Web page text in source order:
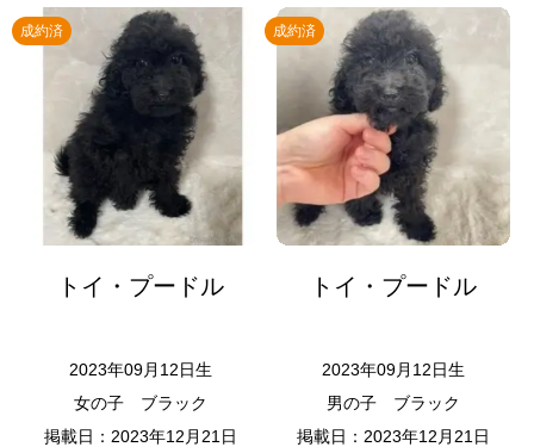
成約済
トイ・プードル
2023年09月12日生
女の子
ブラック
掲載日：2023年12月21日
成約済
トイ・プードル
2023年09月12日生
男の子
ブラック
掲載日：2023年12月21日